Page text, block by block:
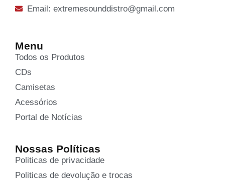
Email: extremesounddistro@gmail.com
Menu
Todos os Produtos
CDs
Camisetas
Acessórios
Portal de Notícias
Nossas Políticas
Politicas de privacidade
Politicas de devolução e trocas